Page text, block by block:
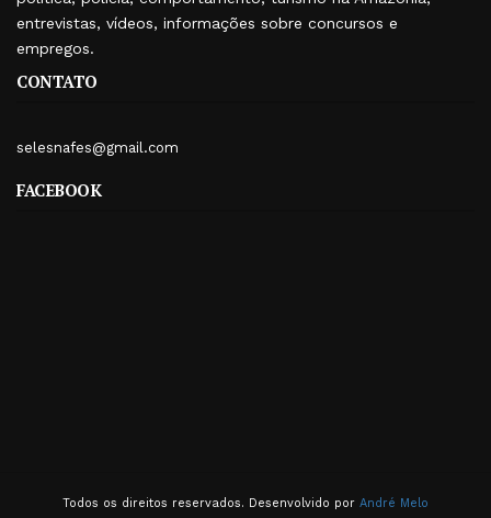
entrevistas, vídeos, informações sobre concursos e
empregos.
CONTATO
selesnafes@gmail.com
FACEBOOK
Todos os direitos reservados. Desenvolvido por André Melo